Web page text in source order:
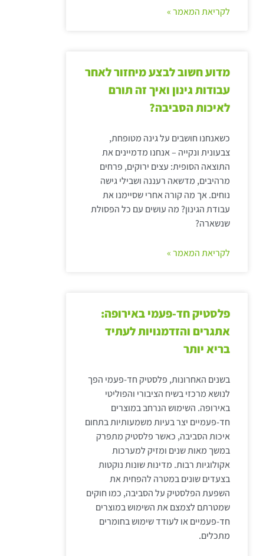
לקריאת המאמר »
מדוע חשוב לבצע מיחזור לאחר
עבודות גינון ואיך זה תורם
לאיכות הסביבה?
כשאנחנו חושבים על גינה מטופחת,
צבעונית ונקייה – אנחנו מדמיינים את
התוצאה הסופית: עצים ירוקים, פרחים
מרהיבים, מדשאה רעננה ושבילי גישה
נוחים. אך מה קורה אחרי שסיימנו את
עבודת הגינון? מה עושים עם כל הפסולת
שנשארה?
לקריאת המאמר »
פלסטיק חד-פעמי באירופה:
אתגרים והזדמנויות לעתיד
בריא יותר
בשנים האחרונות, פלסטיק חד-פעמי הפך
לנושא מרכזי בשיח הציבורי והפוליטי
באירופה. השימוש הנרחב במוצרים
חד-פעמיים יצר בעיות משמעותיות בתחום
איכות הסביבה, כאשר פלסטיק מתפרק
במשך מאות שנים ומזיק למערכות
אקולוגיות רבות. מדינות שונות נוקטות
בצעדים שונים במטרה להפחית את
השפעת הפלסטיק על הסביבה, כמו חוקים
שמטרתם לצמצם את השימוש במוצרים
חד-פעמיים או לעודד שימוש בחומרים
מתכלים.